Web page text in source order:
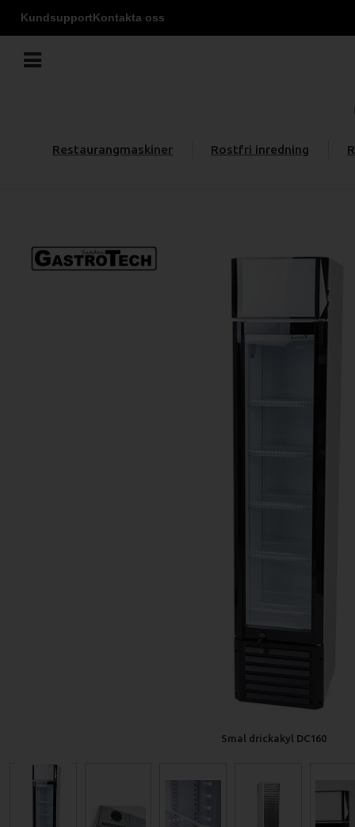
KundsupportKontakta oss
Restaurangmaskiner Rostfri inredning
Smal drickakyl DC160